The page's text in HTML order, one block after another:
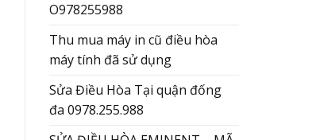
O978255988
Thu mua máy in cũ điều hòa
máy tính đã sử dụng
Sửa Điều Hòa Tại quận đống
đa 0978.255.988